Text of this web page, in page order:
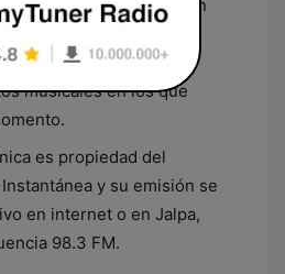
en la que se incluyen
espacios
noticias de la
musicales en los que
es propiedad del
y su emisión se
en internet o en Jalpa,
98.3 FM.